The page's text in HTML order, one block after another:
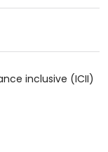
inclusive (ICII)